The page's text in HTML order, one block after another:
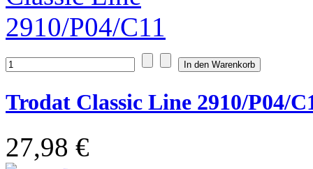
Trodat Classic Line 2910/P04/
27,98 €